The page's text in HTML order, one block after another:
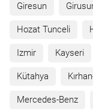
Giresun
Hozat Tunceli
Izmir Kayseri
Kütahya
Mercedes-Benz